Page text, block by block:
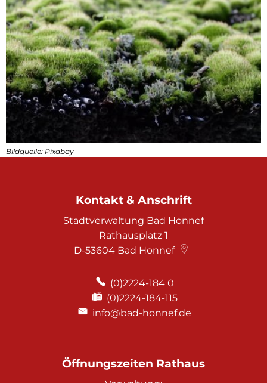
Bildquelle: Pixabay
Kontakt & Anschrift
Stadtverwaltung Bad Honnef
Rathausplatz 1
D-53604 Bad Honnef
(0)2224-184 0
(0)2224-184-115
info@bad-honnef.de
Öffnungszeiten Rathaus